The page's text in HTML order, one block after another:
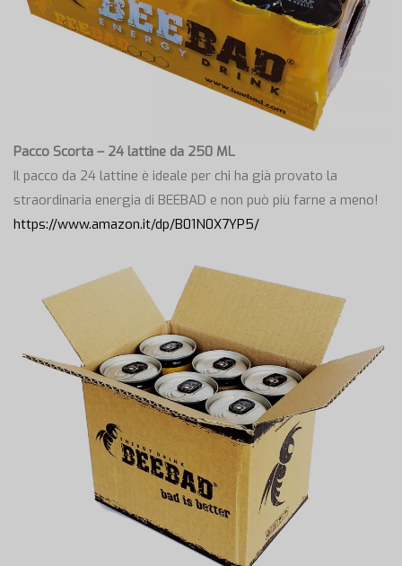
Pacco Scorta – 24 lattine da 250 ML
Il pacco da 24 lattine è ideale per chi ha già provato la
straordinaria energia di BEEBAD e non può più farne a meno!
https://www.amazon.it/dp/B01N0X7YP5/